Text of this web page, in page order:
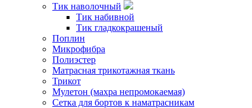
Тик наволочный
Тик набивной
Тик гладкокрашеный
Поплин
Микрофибра
Полиэстер
Матрасная трикотажная ткань
Трикот
Мулетон (махра непромокаемая)
Сетка для бортов к наматрасникам